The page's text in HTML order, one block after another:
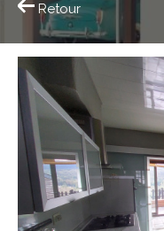
Retour
Type
d'offre
Vente
Type
de
bien
type de bien
Ville
Budget
Budget